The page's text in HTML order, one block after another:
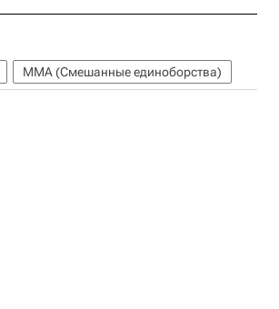
ММА (Смешанные единоборства)